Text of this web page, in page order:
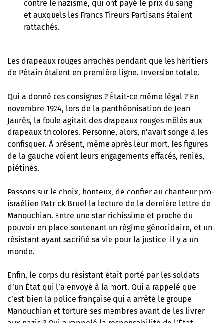
contre le nazisme, qui ont payé le prix du sang
et auxquels les Francs Tireurs Partisans étaient
rattachés.
Les drapeaux rouges arrachés pendant que les héritiers
de Pétain étaient en première ligne. Inversion totale.
Qui a donné ces consignes ? Était-ce même légal ? En
novembre 1924, lors de la panthéonisation de Jean
Jaurès, la foule agitait des drapeaux rouges mêlés aux
drapeaux tricolores. Personne, alors, n’avait songé à les
confisquer. À présent, même après leur mort, les figures
de la gauche voient leurs engagements effacés, reniés,
piétinés.
Passons sur le choix, honteux, de confier au chanteur pro-
israélien Patrick Bruel la lecture de la dernière lettre de
Manouchian. Entre une star richissime et proche du
pouvoir en place soutenant un régime génocidaire, et un
résistant ayant sacrifié sa vie pour la justice, il y a un
monde.
Enfin, le corps du résistant était porté par les soldats
d’un État qui l’a envoyé à la mort. Qui a rappelé que
c’est bien la police française qui a arrêté le groupe
Manouchian et torturé ses membres avant de les livrer